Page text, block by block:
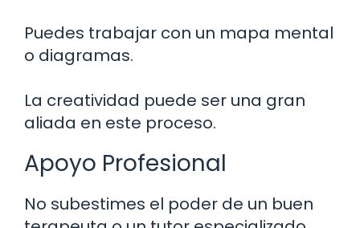
Puedes trabajar con un mapa mental
o diagramas.
La creatividad puede ser una gran
aliada en este proceso.
Apoyo Profesional
No subestimes el poder de un buen